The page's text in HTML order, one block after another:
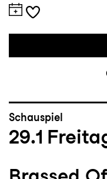
Schauspiel
29.1